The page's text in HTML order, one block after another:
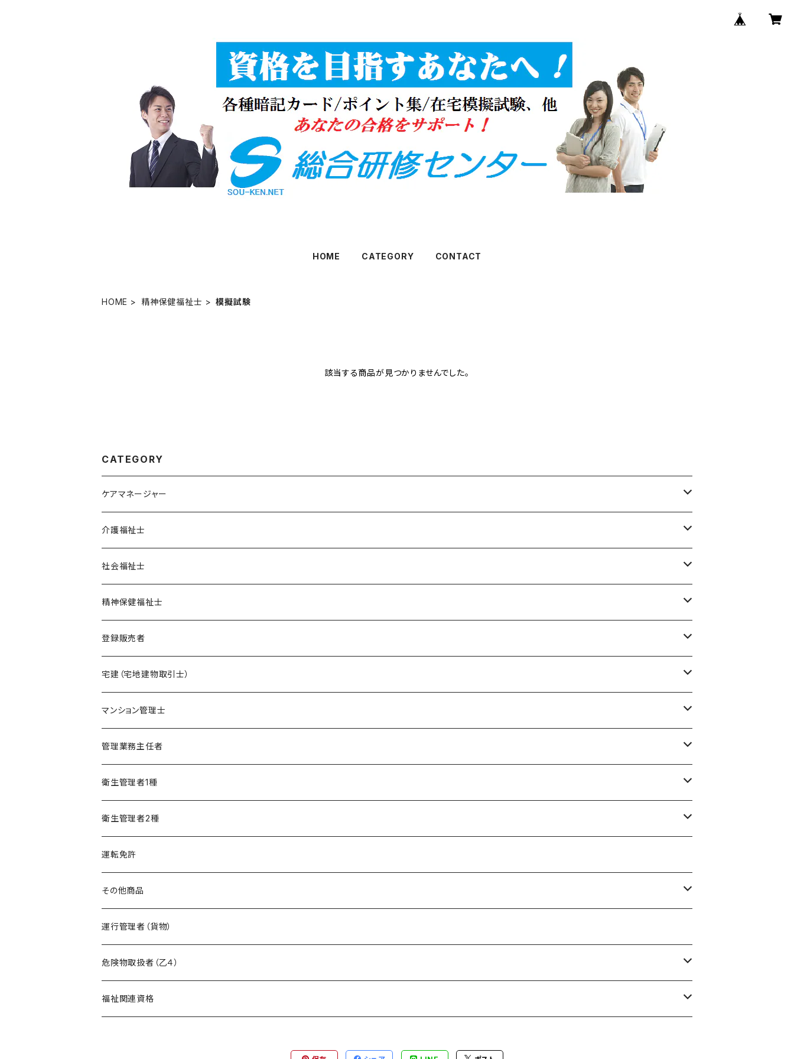
HOME CATEGORY CONTACT
HOME 精神保健福祉士 模擬試験
該当する商品が見つかりませんでした。
CATEGORY
ケアマネージャー
オリジナル教材
ポイント集
暗記カード
模擬試験
基礎編
実力編
フルセット
ポイント集
暗記カード
ケアマネージャー
介護福祉士
社会福祉士
精神保健福祉士
介護福祉士
在宅模擬試験
オリジナル教材
フルセット
社会福祉士
オリジナル教材
模擬試験
フルセット
精神保健福祉士
オリジナル教材
模擬試験
フルセット
登録販売者
オリジナル教材
模擬試験
フルセット
宅建（宅地建物取引士）
オリジナル教材
模擬試験
フルセット
マンション管理士
オリジナル教材
模擬試験
フルセット
管理業務主任者
オリジナル教材
模擬試験
フルセット
衛生管理者1種
オリジナル教材
模擬試験
フルセット
衛生管理者2種
オリジナル教材
模擬試験
フルセット
運転免許
その他商品
暗記カード作成キット
運行管理者（貨物）
危険物取扱者（乙４）
在宅模擬試験
福祉関連資格